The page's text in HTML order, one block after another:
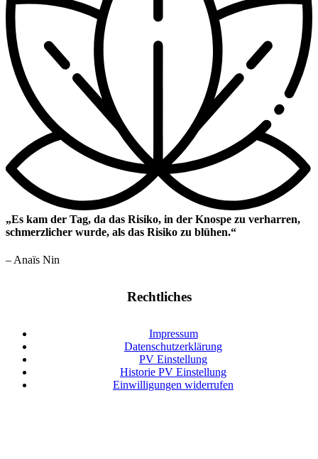
„Es kam der Tag, da das Risiko, in der Knospe zu verharren,
schmerzlicher wurde, als das Risiko zu blühen.“
– Anaïs Nin
Rechtliches
Impressum
Datenschutzerklärung
PV Einstellung
Historie PV Einstellung
Einwilligungen widerrufen